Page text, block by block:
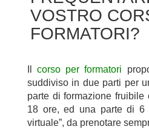
VOSTRO
FORMATORI?
Ilcorso per formatori
suddiviso in due parti per
parte di formazione
18 ore, ed una parte di 6
virtuale”, da prenotare